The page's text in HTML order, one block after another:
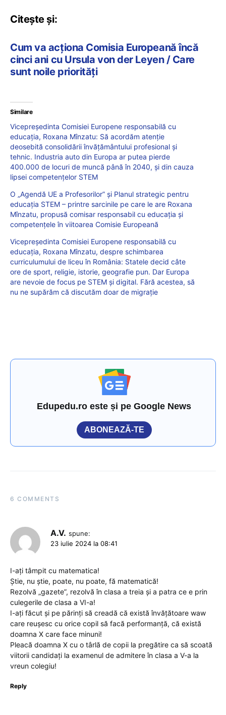
Citește și:
Cum va acționa Comisia Europeană încă
cinci ani cu Ursula von der Leyen / Care
sunt noile priorități
Similare
Vicepreședinta Comisiei Europene responsabilă cu
educația, Roxana Mînzatu: Să acordăm atenție
deosebită consolidării învățământului profesional și
tehnic. Industria auto din Europa ar putea pierde
400.000 de locuri de muncă până în 2040, și din cauza
lipsei competențelor STEM
O „Agendă UE a Profesorilor” și Planul strategic pentru
educația STEM – printre sarcinile pe care le are Roxana
Mînzatu, propusă comisar responsabil cu educația și
competențele în viitoarea Comisie Europeană
Vicepreședinta Comisiei Europene responsabilă cu
educația, Roxana Mînzatu, despre schimbarea
curriculumului de liceu în România: Statele decid câte
ore de sport, religie, istorie, geografie pun. Dar Europa
are nevoie de focus pe STEM și digital. Fără acestea, să
nu ne supărăm că discutăm doar de migrație
Edupedu.ro este și pe Google News
ABONEAZĂ-TE
6 COMMENTS
A.V. spune:
23 iulie 2024 la 08:41
I-ați tâmpit cu matematica!
Știe, nu știe, poate, nu poate, fă matematică!
Rezolvă „gazete”, rezolvă în clasa a treia și a patra ce e prin
culegerile de clasa a VI-a!
I-ați făcut și pe părinți să creadă că există învățătoare waw
care reușesc cu orice copil să facă performanță, că există
doamna X care face minuni!
Pleacă doamna X cu o târlă de copii la pregătire ca să scoată
viitorii candidați la examenul de admitere în clasa a V-a la
vreun colegiu!
Reply